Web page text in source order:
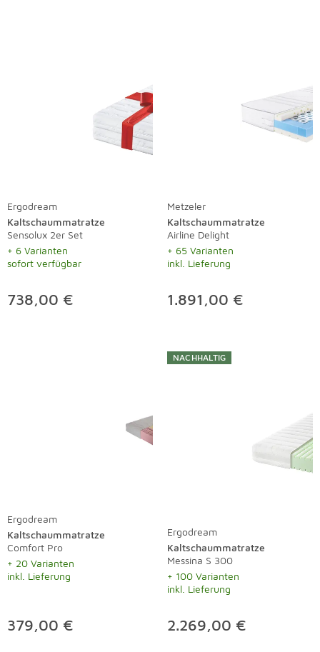
Ergodream
Kaltschaummatratze
Sensolux 2er Set
+ 6 Varianten
sofort verfügbar
738,00 €
Metzeler
Kaltschaummatratze
Airline Delight
+ 65 Varianten
inkl. Lieferung
1.891,00 €
Ergodream
Kaltschaummatratze
Comfort Pro
+ 20 Varianten
inkl. Lieferung
379,00 €
NACHHALTIG
Ergodream
Kaltschaummatratze
Messina S 300
+ 100 Varianten
inkl. Lieferung
2.269,00 €